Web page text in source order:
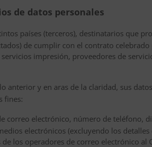
de datos personales
países (terceros), destinatarios que
de cumplir con el contrato
impresión, proveedores de
anterior y en aras de la claridad, sus
fines:
correo electrónico, número de teléfono,
electrónicos (excluyendo los detalles
los operadores de correo electrónico al